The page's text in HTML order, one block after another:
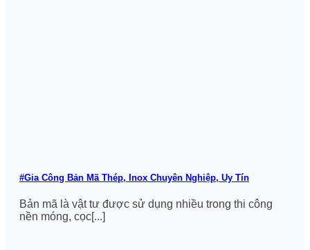
#Gia Công Bản Mã Thép, Inox Chuyên Nghiệp, Uy Tín
Bản mã là vật tư được sử dụng nhiều trong thi công
nền móng, cọc[...]